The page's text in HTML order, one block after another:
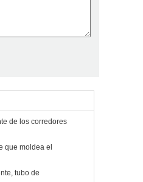
de los corredores
que moldea el
tubo de